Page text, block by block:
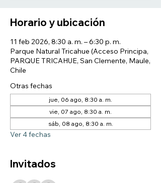
Horario y ubicación
11 feb 2026, 8:30 a. m. – 6:30 p. m.
Parque Natural Tricahue (Acceso Principa,
PARQUE TRICAHUE, San Clemente, Maule,
Chile
Otras fechas
jue, 06 ago, 8:30 a. m.
vie, 07 ago, 8:30 a. m.
sáb, 08 ago, 8:30 a. m.
Ver 4 fechas
Invitados